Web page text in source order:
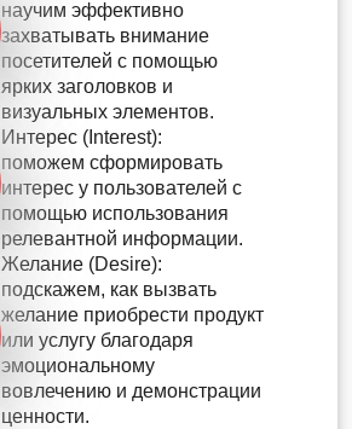
научим эффективно
захватывать внимание
посетителей с помощью
ярких заголовков и
визуальных элементов.
Интерес (Interest):
поможем сформировать
интерес у пользователей с
помощью использования
релевантной информации.
Желание (Desire):
подскажем, как вызвать
желание приобрести продукт
или услугу благодаря
эмоциональному
вовлечению и демонстрации
ценности.